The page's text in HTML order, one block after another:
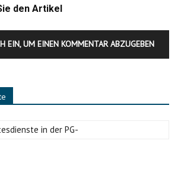
den Artikel
EIN, UM EINEN KOMMENTAR ABZUGEBEN
in der PG-